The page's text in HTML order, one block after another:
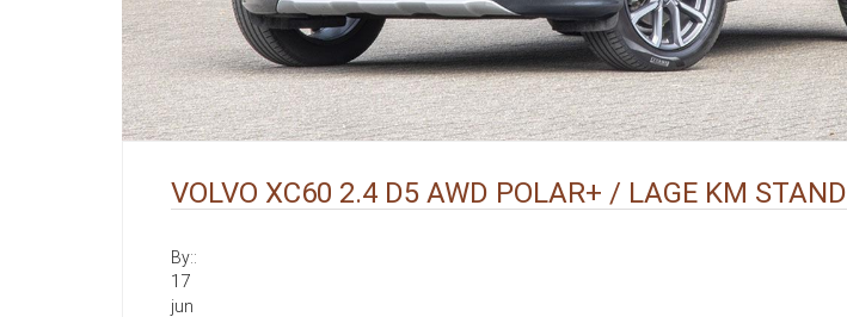
VOLVO XC60 2.4 D5 AWD POLAR+ / LAGE KM STAND
By::
17
jun